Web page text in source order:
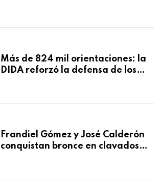
Macorís
Más de 824 mil orientaciones: la
DIDA reforzó la defensa de los
Frandiel Gómez y José Calderón
conquistan bronce en clavados